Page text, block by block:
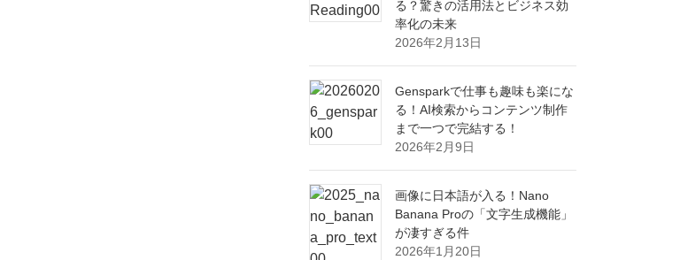
る？驚きの活用法とビジネス効
率化の未来
2026年2月13日
Gensparkで仕事も趣味も楽にな
る！AI検索からコンテンツ制作
まで一つで完結する！
2026年2月9日
画像に日本語が入る！Nano
Banana Proの「文字生成機能」
が凄すぎる件
2026年1月20日